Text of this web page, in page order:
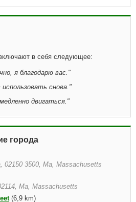
в себя следующее:
я благодарю вас. "
снова. "
двигаться. "
города
02150 3500, Ma, Massachusetts
Ma, Massachusetts
(6,9 km)